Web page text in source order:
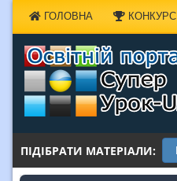
ГОЛОВНА КОНКУРС
ПІДІБРАТИ МАТЕРІАЛИ: